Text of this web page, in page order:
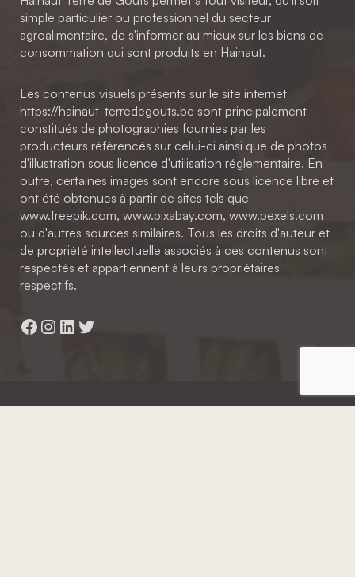
simple particulier ou professionnel du secteur
agroalimentaire, de s'informer au mieux sur les biens de
consommation qui sont produits en Hainaut.
Les contenus visuels présents sur le site internet
https://hainaut-terredegouts.be sont principalement
constitués de photographies fournies par les
producteurs référencés sur celui-ci ainsi que de photos
d'illustration sous licence d'utilisation réglementaire. En
outre, certaines images sont encore sous licence libre et
ont été obtenues à partir de sites tels que
www.freepik.com, www.pixabay.com, www.pexels.com
ou d'autres sources similaires. Tous les droits d'auteur et
de propriété intellectuelle associés à ces contenus sont
respectés et appartiennent à leurs propriétaires
respectifs.
Facebook
Instagram
LinkedIn
Twitter